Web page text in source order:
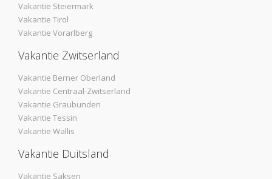
Vakantie Steiermark
Vakantie Tirol
Vakantie Vorarlberg
Vakantie Zwitserland
Vakantie Berner Oberland
Vakantie Centraal-Zwitserland
Vakantie Graubunden
Vakantie Tessin
Vakantie Wallis
Vakantie Duitsland
Vakantie Saksen